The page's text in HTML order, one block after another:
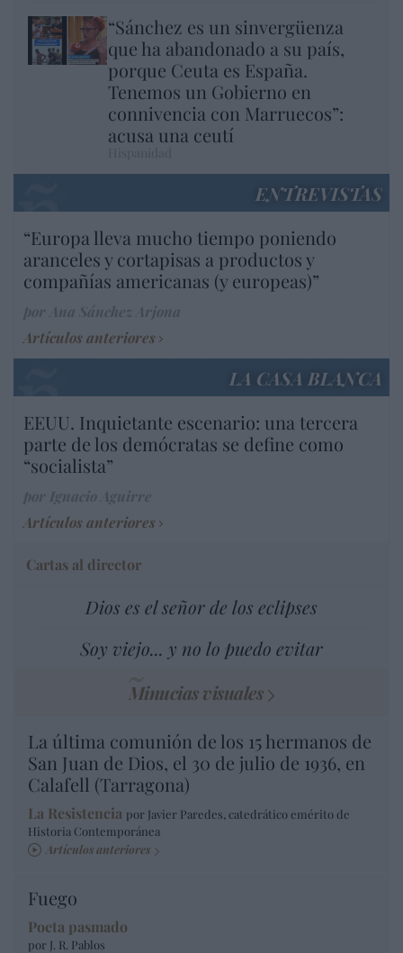
“Sánchez es un sinvergüenza
que ha abandonado a su país,
porque Ceuta es España.
Tenemos un Gobierno en
connivencia con Marruecos”:
acusa una ceutí
ENTREVISTAS
“Europa lleva mucho tiempo poniendo
aranceles y cortapisas a productos y
compañías americanas (y europeas)”
Artículos anteriores
LA CASA BLANCA
EEUU. Inquietante escenario: una tercera
parte de los demócratas se define como
“socialista”
Artículos anteriores
Cartas al director
Dios es el señor de los eclipses
Soy viejo... y no lo puedo evitar
Minucias visuales
La última comunión de los 15 hermanos de
San Juan de Dios, el 30 de julio de 1936, en
Calafell (Tarragona)
La Resistencia por Javier Paredes, catedrático emérito de
Historia Contemporánea
Artículos anteriores
Fuego
Poeta pasmado
por J. R. Pablos